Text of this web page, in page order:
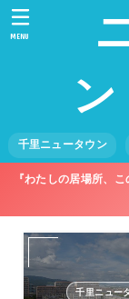
千里ニュータウン
MENU
『わたしの居場所、
千里ニュー